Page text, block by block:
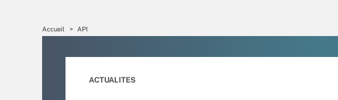
Accueil API
ACTUALITES